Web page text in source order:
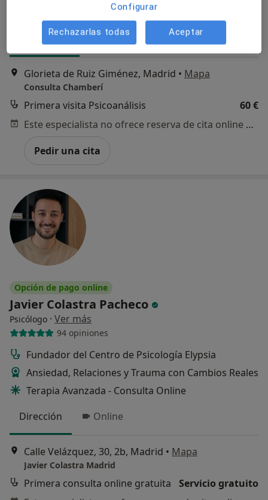
Dirección 1 Dirección 2 Online
Glorieta de Ruiz Giménez, Madrid • Mapa
Consulta Chamberí
Primera visita Psicoanálisis
60 €
Este especialista no ofrece reserva de cita online en esta dirección.
Pedir una cita
Opción de pago online
Javier Colastra Pacheco
Psicólogo · Ver más
94 opiniones
Fundador del Centro de Psicología Elypsia
Ansiedad, Relaciones y Trauma con Cambios Reales
Terapia Avanzada - Consulta Online
Dirección
Online
Calle Velázquez, 30, 2b, Madrid • Mapa
Javier Colastra Madrid
Primera consulta online gratuita
Servicio gratuito
Configurar
Rechazarlas todas Aceptar